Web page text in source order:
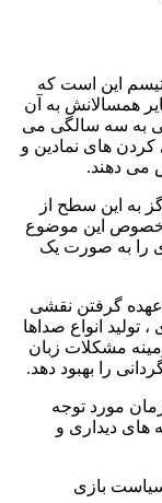
این است که
همسالانش به آن
به سه سالگی می
های نمادین و
می دهند.
به این سطح از
خصوص این موضوع
را به صورت یک
عهده گرفتن نقشی
تولید انواع صداها
مشکلات زبان
را بهبود دهد.
مورد توجه
های دیداری و